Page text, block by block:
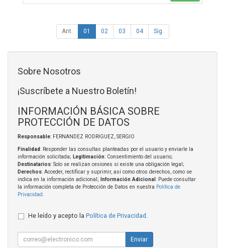
Ant. 01 02 03 04 Sig.
Sobre Nosotros
¡Suscríbete a Nuestro Boletín!
INFORMACIÓN BÁSICA SOBRE
PROTECCIÓN DE DATOS
Responsable: FERNANDEZ RODRIGUEZ, SERGIO
Finalidad: Responder las consultas planteadas por el usuario y enviarle la
información solicitada; Legitimación: Consentimiento del usuario;
Destinatarios: Solo se realizan cesiones si existe una obligación legal;
Derechos: Acceder, rectificar y suprimir, así como otros derechos, como se
indica en la información adicional;
Información Adicional : Puede consultar
la información completa de Protección de Datos en nuestra Política de
Privacidad
He leído y acepto la Política de Privacidad
Enviar